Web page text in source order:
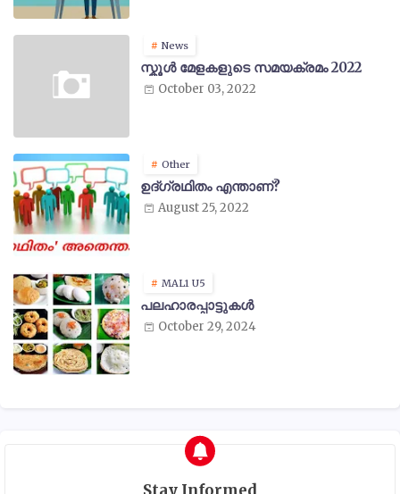
News
സ്കൂൾ മേളകളുടെ സമയക്രമം 2022
October 03, 2022
Other
ഉദ്ഗ്രഥിതം എന്താണ്?
August 25, 2022
MAL1 U5
പലഹാരപ്പാട്ടുകൾ
October 29, 2024